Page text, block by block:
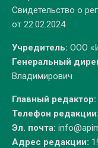
Свидетельство о
от 22.02.2024
Учредитель: ООО
Генеральный
Владимирович
Главный редактор:
Телефон редакции:
Эл. почта:
Адрес редакции: